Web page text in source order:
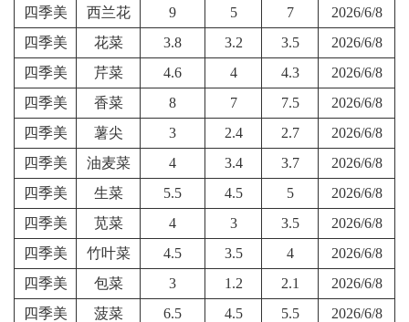
四季美
西兰花 9 5 7
2026/6/8
四季美
花菜 3.8 3.2 3.5
2026/6/8
四季美
芹菜 4.6 4 4.3
2026/6/8
四季美
香菜 8 7 7.5
2026/6/8
四季美
薯尖 3 2.4 2.7
2026/6/8
四季美
油麦菜 4 3.4 3.7
2026/6/8
四季美
生菜 5.5 4.5 5
2026/6/8
四季美
苋菜 4 3 3.5
2026/6/8
四季美
竹叶菜 4.5 3.5 4
2026/6/8
四季美
包菜 3 1.2 2.1
2026/6/8
四季美
菠菜 6.5 4.5 5.5
2026/6/8